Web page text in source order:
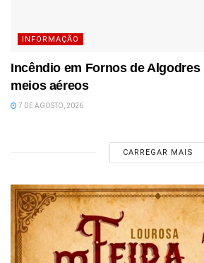
INFORMAÇÃO
Incêndio em Fornos de Algodres
meios aéreos
7 DE AGOSTO, 2026
CARREGAR MAIS